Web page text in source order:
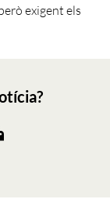
exigent els